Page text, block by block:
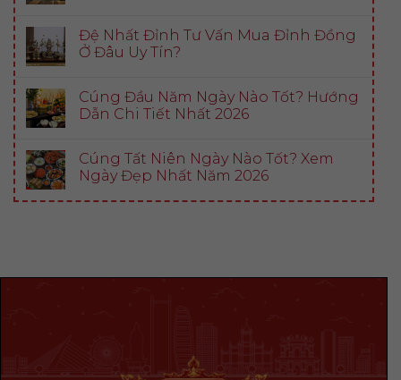
Đệ Nhất Đỉnh Tư Vấn Mua Đỉnh Đồng
Ở Đâu Uy Tín?
Cúng Đầu Năm Ngày Nào Tốt? Hướng
Dẫn Chi Tiết Nhất 2026
Cúng Tất Niên Ngày Nào Tốt? Xem
Ngày Đẹp Nhất Năm 2026